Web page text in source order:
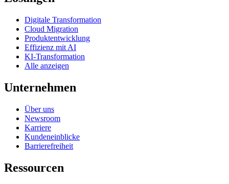
Digitale Transformation
Cloud Migration
Produktentwicklung
Effizienz mit AI
KI-Transformation
Alle anzeigen
Unternehmen
Über uns
Newsroom
Karriere
Kundeneinblicke
Barrierefreiheit
Ressourcen